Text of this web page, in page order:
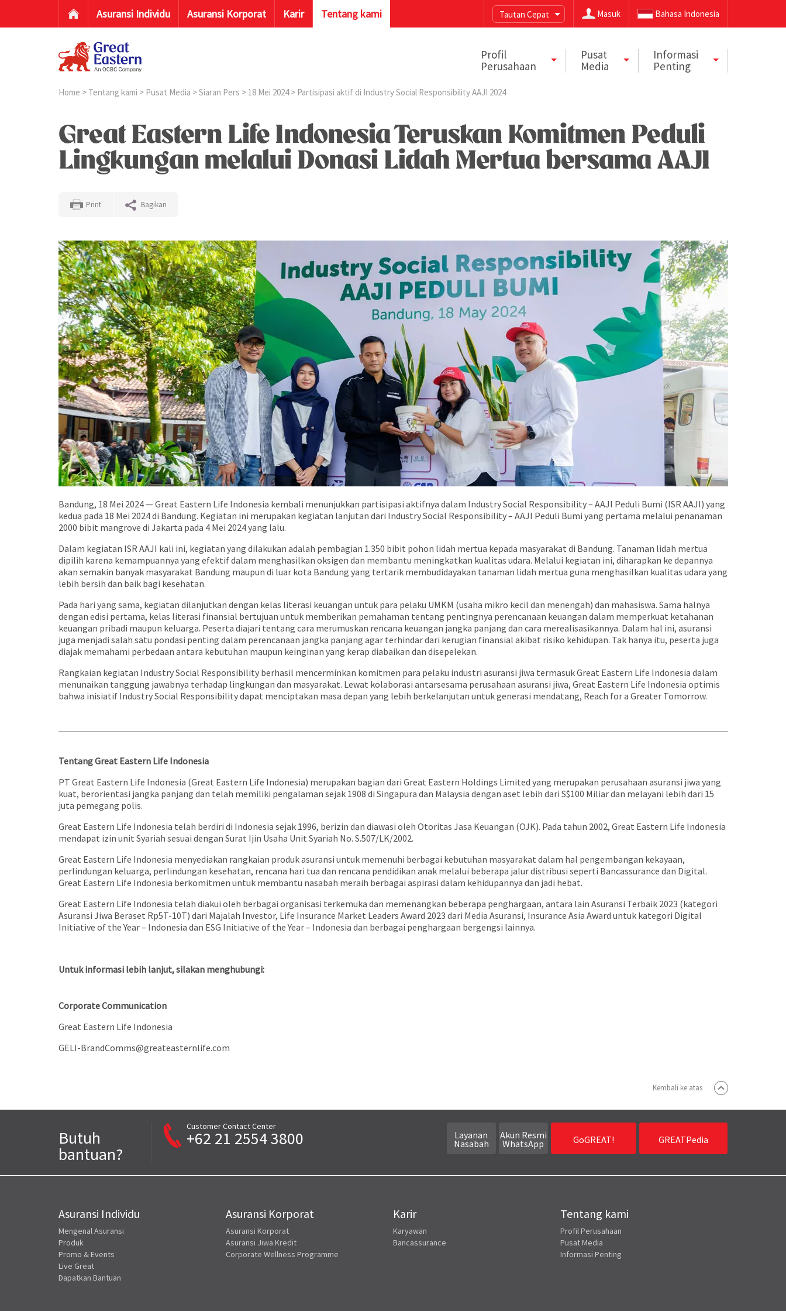
Asuransi Individu Asuransi Korporat Karir Tentang kami Tautan Cepat Masuk Bahasa Indonesia
Profil
Perusahaan
Pusat
Media
Informasi
Penting
Home > Tentang kami > Pusat Media >Siaran Pers > 18 Mei 2024> Partisipasi aktif di Industry Social Responsibility AAJI 2024
Great Eastern Life Indonesia Teruskan Komitmen Peduli
Lingkungan melalui Donasi Lidah Mertua bersama AAJI
Print Bagikan
Bandung, 18 Mei 2024 — Great Eastern Life Indonesia kembali menunjukkan partisipasi aktifnya dalam Industry Social Responsibility – AAJI Peduli Bumi (ISR AAJI) yang
kedua pada 18 Mei 2024 di Bandung. Kegiatan ini merupakan kegiatan lanjutan dari Industry Social Responsibility – AAJI Peduli Bumi yang pertama melalui penanaman
2000 bibit mangrove di Jakarta pada 4 Mei 2024 yang lalu.
Dalam kegiatan ISR AAJI kali ini, kegiatan yang dilakukan adalah pembagian 1.350 bibit pohon lidah mertua kepada masyarakat di Bandung. Tanaman lidah mertua
dipilih karena kemampuannya yang efektif dalam menghasilkan oksigen dan membantu meningkatkan kualitas udara. Melalui kegiatan ini, diharapkan ke depannya
akan semakin banyak masyarakat Bandung maupun di luar kota Bandung yang tertarik membudidayakan tanaman lidah mertua guna menghasilkan kualitas udara yang
lebih bersih dan baik bagi kesehatan.
Pada hari yang sama, kegiatan dilanjutkan dengan kelas literasi keuangan untuk para pelaku UMKM (usaha mikro kecil dan menengah) dan mahasiswa. Sama halnya
dengan edisi pertama, kelas literasi finansial bertujuan untuk memberikan pemahaman tentang pentingnya perencanaan keuangan dalam memperkuat ketahanan
keuangan pribadi maupun keluarga. Peserta diajari tentang cara merumuskan rencana keuangan jangka panjang dan cara merealisasikannya. Dalam hal ini, asuransi
juga menjadi salah satu pondasi penting dalam perencanaan jangka panjang agar terhindar dari kerugian finansial akibat risiko kehidupan. Tak hanya itu, peserta juga
diajak memahami perbedaan antara kebutuhan maupun keinginan yang kerap diabaikan dan disepelekan.
Rangkaian kegiatan Industry Social Responsibility berhasil mencerminkan komitmen para pelaku industri asuransi jiwa termasuk Great Eastern Life Indonesia dalam
menunaikan tanggung jawabnya terhadap lingkungan dan masyarakat. Lewat kolaborasi antarsesama perusahaan asuransi jiwa, Great Eastern Life Indonesia optimis
bahwa inisiatif Industry Social Responsibility dapat menciptakan masa depan yang lebih berkelanjutan untuk generasi mendatang, Reach for a Greater Tomorrow.
Tentang Great Eastern Life Indonesia
PT Great Eastern Life Indonesia (Great Eastern Life Indonesia) merupakan bagian dari Great Eastern Holdings Limited yang merupakan perusahaan asuransi jiwa yang
kuat, berorientasi jangka panjang dan telah memiliki pengalaman sejak 1908 di Singapura dan Malaysia dengan aset lebih dari S$100 Miliar dan melayani lebih dari 15
juta pemegang polis.
Great Eastern Life Indonesia telah berdiri di Indonesia sejak 1996, berizin dan diawasi oleh Otoritas Jasa Keuangan (OJK). Pada tahun 2002, Great Eastern Life Indonesia
mendapat izin unit Syariah sesuai dengan Surat Ijin Usaha Unit Syariah No. S.507/LK/2002.
Great Eastern Life Indonesia menyediakan rangkaian produk asuransi untuk memenuhi berbagai kebutuhan masyarakat dalam hal pengembangan kekayaan,
perlindungan keluarga, perlindungan kesehatan, rencana hari tua dan rencana pendidikan anak melalui beberapa jalur distribusi seperti Bancassurance dan Digital.
Great Eastern Life Indonesia berkomitmen untuk membantu nasabah meraih berbagai aspirasi dalam kehidupannya dan jadi hebat.
Great Eastern Life Indonesia telah diakui oleh berbagai organisasi terkemuka dan memenangkan beberapa penghargaan, antara lain Asuransi Terbaik 2023 (kategori
Asuransi Jiwa Beraset Rp5T-10T) dari Majalah Investor, Life Insurance Market Leaders Award 2023 dari Media Asuransi, Insurance Asia Award untuk kategori Digital
Initiative of the Year – Indonesia dan ESG Initiative of the Year – Indonesia dan berbagai penghargaan bergengsi lainnya.
Untuk informasi lebih lanjut, silakan menghubungi:
Corporate Communication
Great Eastern Life Indonesia
GELI-BrandComms@greateasternlife.com
Kembali ke atas
Butuh
bantuan?
Customer Contact Center
+62 21 2554 3800 Layanan
Nasabah
Akun Resmi
WhatsApp GoGREAT! GREATPedia
Asuransi Individu
Mengenal Asuransi
Produk
Promo & Events
Live Great
Dapatkan Bantuan
Asuransi Korporat
Asuransi Korporat
Asuransi Jiwa Kredit
Corporate Wellness Programme
Karir
Karyawan
Bancassurance
Tentang kami
Profil Perusahaan
Pusat Media
Informasi Penting